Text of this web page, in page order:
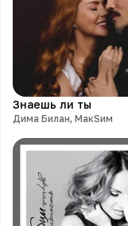
Знаешь ли ты
Дима Билан, МакSим